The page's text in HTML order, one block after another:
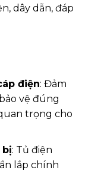
dây dẫn, đáp
điện: Đảm
vệ đúng
trọng cho
bị: Tủ điện
lắp chính